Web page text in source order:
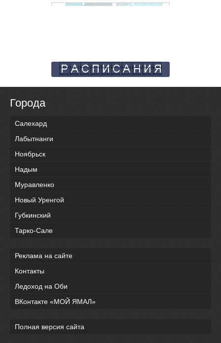
Города
Салехард
Лабытнанги
Ноябрьск
Надым
Муравленко
Новый Уренгой
Губкинский
Тарко-Сале
Реклама на сайте
Контакты
Ледоход на Оби
ВКонтакте «МОЙ ЯМАЛ»
Полная версия сайта